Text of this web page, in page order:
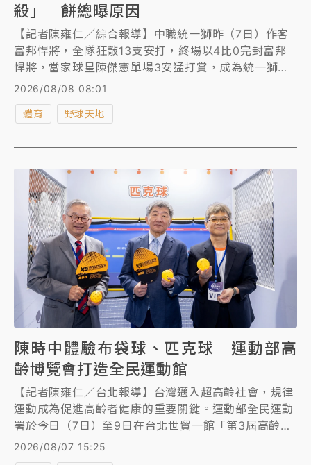
殺」 餅總曝原因
【記者陳雍仁／綜合報導】中職統一獅昨（7日）作客
富邦悍將，全隊狂敲13支安打，終場以4比0完封富邦
悍將，當家球星陳傑憲單場3安猛打賞，成為統一獅奪
勝大功臣，美中不足的是他在比賽中發生一次「謎之雙
2026/08/08 08:01
體育 野球天地
陳時中體驗布袋球、匹克球 運動部高
齡博覽會打造全民運動館
【記者陳雍仁／台北報導】台灣邁入超高齡社會，規律
運動成為促進高齡者健康的重要關鍵。運動部全民運動
署於今日（7日）至9日在台北世貿一館「第3屆高齡健
康產業博覽會」打造全民運動主題館，行政院政務委員
陳時中、吳誠文和大會總召集人沈榮津偕同運動部全民
2026/08/07 15:25